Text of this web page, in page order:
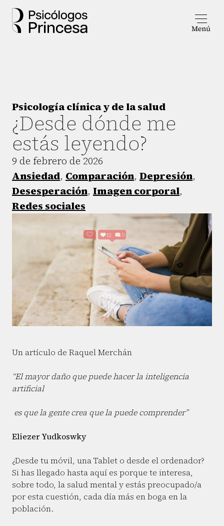
Psicología clínica y de la salud
¿Desde dónde me
estás leyendo?
9 de febrero de 2026
Ansiedad, Comparación, Depresión,
Desesperación, Imagen corporal,
Redes sociales
Un artículo de Raquel Merchán
“El mayor daño que puede hacer la inteligencia
artificial
es que la gente crea que la puede comprender”
Eliezer Yudkoswky
¿Desde tu móvil, una Tablet o desde el ordenador?
Si has llegado hasta aquí es porque te interesa,
sobre todo, la salud mental y estás preocupado/a
por esta cuestión, cada día más en boga en la
población.